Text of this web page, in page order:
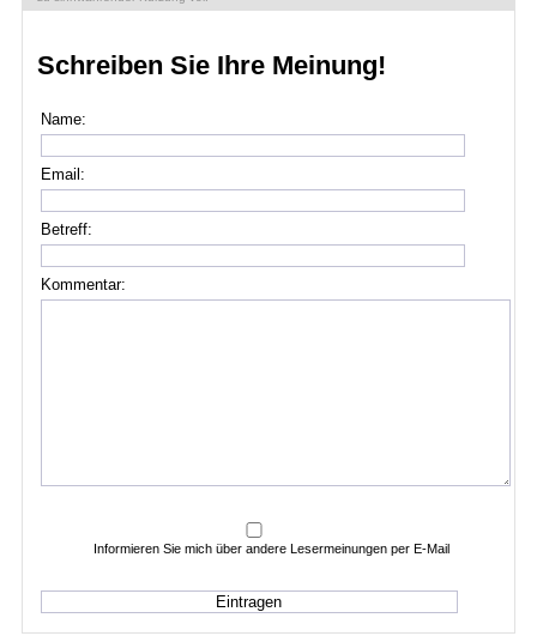
Schreiben Sie Ihre Meinung!
Name:
Email:
Betreff:
Kommentar:
Informieren Sie mich über andere Lesermeinungen per E-Mail